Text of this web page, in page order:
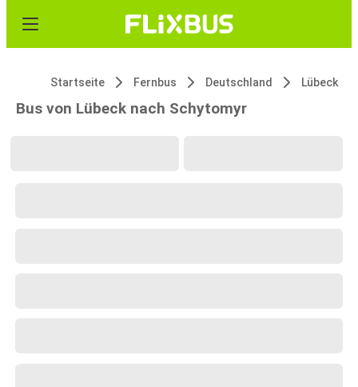
Startseite Fernbus Deutschland Lübeck
Bus von Lübeck nach Schytomyr